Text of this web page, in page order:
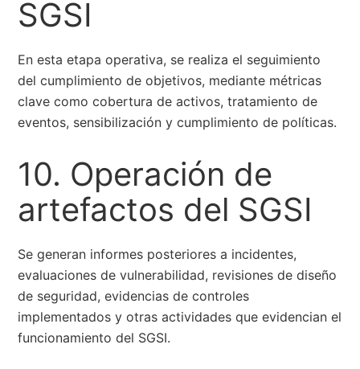
SGSI
En esta etapa operativa, se realiza el seguimiento
del cumplimiento de objetivos, mediante métricas
clave como cobertura de activos, tratamiento de
eventos, sensibilización y cumplimiento de políticas.
10. Operación de
artefactos del SGSI
Se generan informes posteriores a incidentes,
evaluaciones de vulnerabilidad, revisiones de diseño
de seguridad, evidencias de controles
implementados y otras actividades que evidencian el
funcionamiento del SGSI.